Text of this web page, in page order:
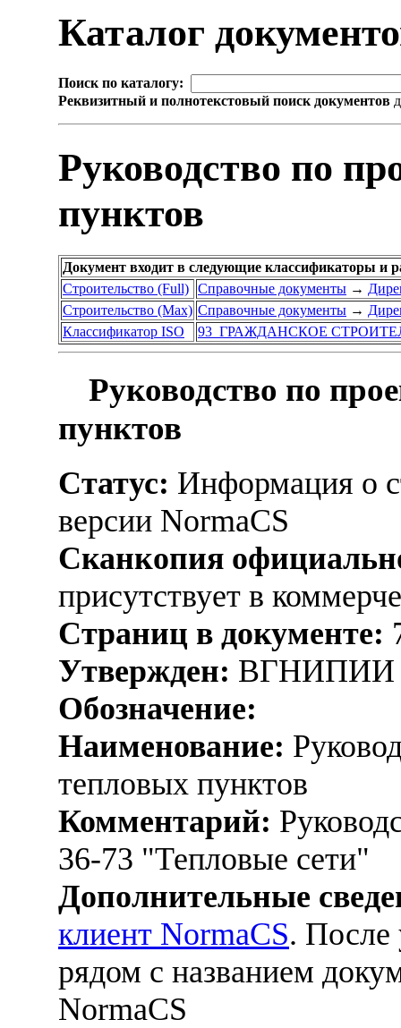
Каталог
Поиск по каталогу:
Реквизитный и полнотекстовый поиск документов
Руководство по
пунктов
Документ входит в следующие классификаторы и
Строительство (Full) Справочные документы →
Строительство (Max) Справочные документы →
Классификатор ISO
93 ГРАЖДАНСКОЕ
Руководство по
пунктов
Статус: Информация о
версии NormaCS
Сканкопия
присутствует в
Страниц в документе:
Утвержден: ВГНИПИИ
Обозначение:
Наименование:
тепловых пунктов
Комментарий:
36-73 "Тепловые сети"
Дополнительные
клиент NormaCS. После
рядом с названием
NormaCS